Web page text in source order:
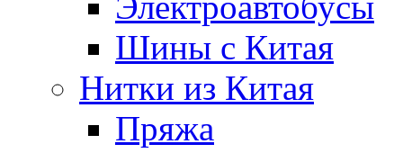
Шины с Китая
Нитки из Китая
Пряжа